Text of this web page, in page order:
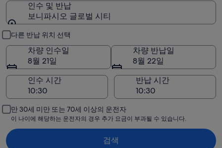
인수 및 반납
보니파시오 글로벌 시티
인수 및 반납
다른 반납 위치 선택
차량 인수일
8월 21일
차량 반납일
8월 22일
인수 시간
반납 시간
만 30세 미만 또는 70세 이상의 운전자
이 나이에 해당하는 운전자의 경우 추가 요금이 부과될 수 있습니다.
검색